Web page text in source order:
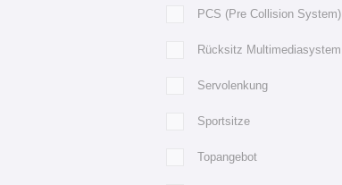
PCS (Pre Collision System)
Rücksitz Multimediasystem
Servolenkung
Sportsitze
Topangebot